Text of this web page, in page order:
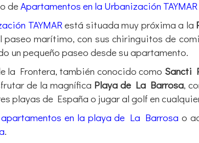
TAYMARestá situada muy próxima a la
paseo marítimo, con sus chiringuitos de
un pequeño paseo desde su apartamento.
la Frontera, también conocido comoSancti
de la magnífica Playa de La Barrosa,
playas de España o jugar al golf en
apartamentos en la playa de La Barrosao
.
alojamientos